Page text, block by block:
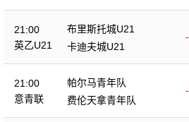
21:00
英乙U21
布里斯托城U21
-
卡迪夫城U21
21:00
意青联
帕尔马青年队
-
费伦天拿青年队